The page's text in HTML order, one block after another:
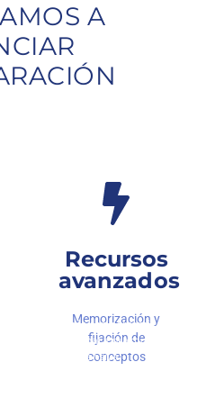
A
Recursos
avanzados
Memorización y
fijación de
conceptos
Contarás con herramientas
digitales para practicar de
forma intensiva: